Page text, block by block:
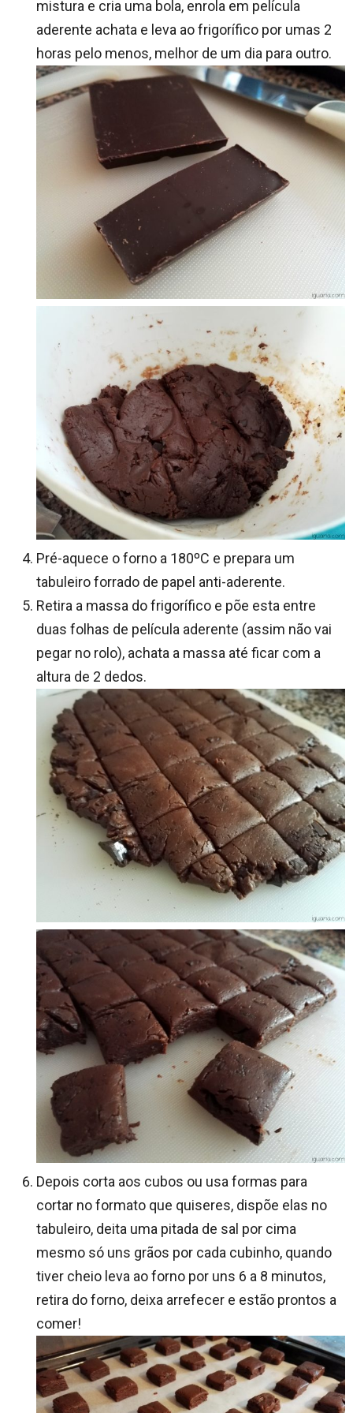
mistura e cria uma bola, enrola em película
aderente achata e leva ao frigorífico por umas 2
horas pelo menos, melhor de um dia para outro.
Pré-aquece o forno a 180ºC e prepara um
tabuleiro forrado de papel anti-aderente.
Retira a massa do frigorífico e põe esta entre
duas folhas de película aderente (assim não vai
pegar no rolo), achata a massa até ficar com a
altura de 2 dedos.
Depois corta aos cubos ou usa formas para
cortar no formato que quiseres, dispõe elas no
tabuleiro, deita uma pitada de sal por cima
mesmo só uns grãos por cada cubinho, quando
tiver cheio leva ao forno por uns 6 a 8 minutos,
retira do forno, deixa arrefecer e estão prontos a
comer!